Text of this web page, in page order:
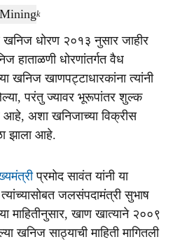
Gomantak
धोरण २०१३ नुसार जाहीर
धोरणांतर्गत वैध
खनिज खाणपट्टाधारकांना त्यांनी
परंतु ज्यावर भूरूपांतर शुल्क
अशा खनिजाच्या विक्रीस
झाला आहे.
प्रमोद सावंत यांनी या
त्यांच्यासोबत जलसंपदामंत्री सुभाष
माहितीनुसार, खाण खात्याने २००९
खनिज साठ्याची माहिती मागितली